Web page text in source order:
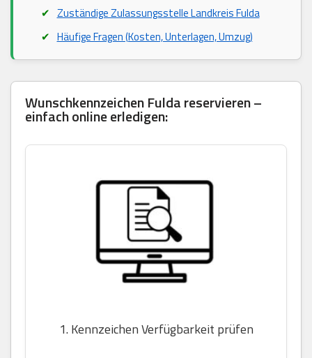
Zuständige Zulassungsstelle Landkreis Fulda
Häufige Fragen (Kosten, Unterlagen, Umzug)
Wunschkennzeichen Fulda reservieren –
einfach online erledigen:
1. Kennzeichen Verfügbarkeit prüfen